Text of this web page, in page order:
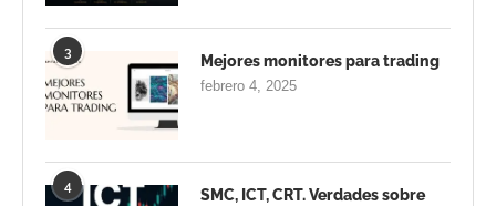
3
Mejores monitores para trading
febrero 4, 2025
4
SMC, ICT, CRT. Verdades sobre